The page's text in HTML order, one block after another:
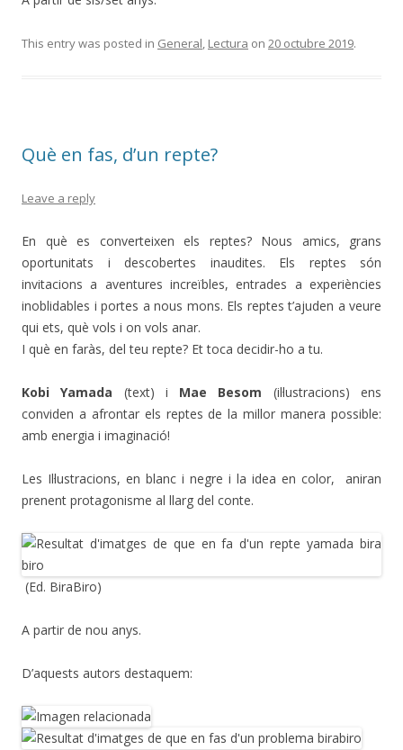
This entry was posted in General Lectura on 20 octubre 2019.
Què en fas, d’un repte?
Leave a reply
En què es converteixen els reptes? Nous amics, grans
oportunitats i descobertes inaudites. Els reptes són
invitacions a aventures increïbles, entrades a experiències
inoblidables i portes a nous mons. Els reptes t’ajuden a veure
qui ets, què vols i on vols anar.
I què en faràs, del teu repte? Et toca decidir-ho a tu.
Kobi Yamada (text) i Mae Besom (il·lustracions) ens
conviden a afrontar els reptes de la millor manera possible:
amb energia i imaginació!
Les Il·lustracions, en blanc i negre i la idea en color, aniran
prenent protagonisme al llarg del conte.
(Ed. BiraBiro)
A partir de nou anys.
D’aquests autors destaquem: